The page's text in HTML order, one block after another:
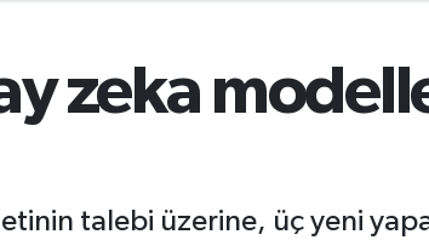
zeka
talebi üzerine, üç yeni